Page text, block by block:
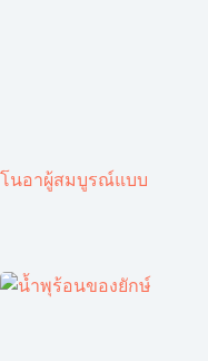
โนอาผู้สมบูรณ์แบบ